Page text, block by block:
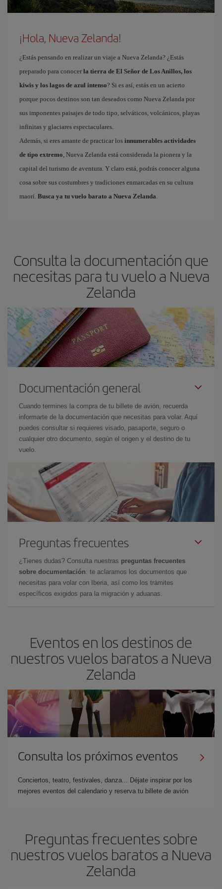
¡Hola, Nueva Zelanda!
¿Estás pensando en realizar un viaje a Nueva Zelanda? ¿Estás
preparado para conocer la tierra de El Señor de Los Anillos, los
kiwis y los lagos de azul intenso? Si es así, estás en un acierto
porque pocos destinos son tan deseados como Nueva Zelanda por
sus imponentes paisajes de todo tipo, selváticos, volcánicos, playas
infinitas y glaciares espectaculares.
Además, si eres amante de practicar los innumerables actividades
de tipo extremo , Nueva Zelanda está considerada la pionera y la
capital del turismo de aventura. Y claro está, podrás conocer alguna
cosa sobre sus costumbres y tradiciones enmarcadas en su cultura
maorí. Busca ya tu vuelo barato a Nueva Zelanda
Consulta la documentación que
necesitas para tu vuelo a Nueva
Zelanda
Documentación general
Cuando termines la compra de tu billete de avión, recuerda
informarte de la documentación que necesitas para volar. Aquí
puedes consultar si requieres visado, pasaporte, seguro o
cualquier otro documento, según el origen y el destino de tu
vuelo.
Preguntas frecuentes
¿Tienes dudas? Consulta nuestras preguntas frecuentes
sobre documentación: te aclaramos los documentos que
necesitas para volar con Iberia, así como los trámites
específicos exigidos para la migración y aduanas.
Eventos en los destinos de
nuestros vuelos baratos a Nueva
Zelanda
Consulta los próximos eventos
Conciertos, teatro, festivales, danza... Déjate inspirar por los
mejores eventos del calendario y reserva tu billete de avión
Preguntas frecuentes sobre
nuestros vuelos baratos a Nueva
Zelanda